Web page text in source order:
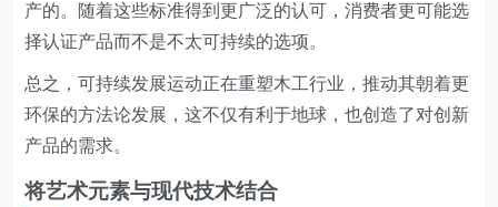
产的。随着这些标准得到更广泛的认可，消费者更可能选
择认证产品而不是不太可持续的选项。
总之，可持续发展运动正在重塑木工行业，推动其朝着更
环保的方法论发展，这不仅有利于地球，也创造了对创新
产品的需求。
将艺术元素与现代技术结合